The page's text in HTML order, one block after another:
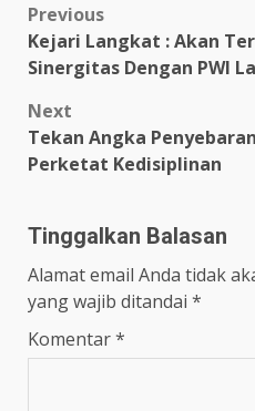
Post
navigation
Previous
Kejari Langkat : Akan
Sinergitas Dengan PWI
Next
Tekan Angka
Perketat Kedisiplinan
Tinggalkan Balasan
Alamat email Anda tidak
yang wajib ditandai *
Komentar*